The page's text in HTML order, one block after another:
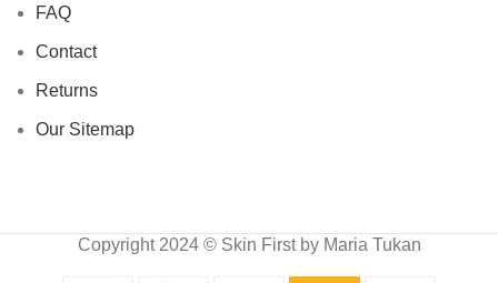
FAQ
Contact
Returns
Our Sitemap
Copyright 2024 © Skin First by Maria Tukan